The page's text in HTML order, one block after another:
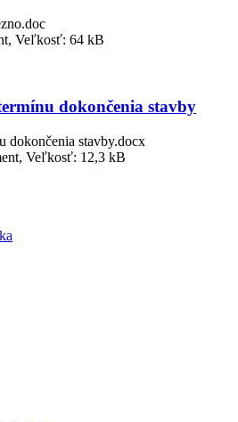
Veľkosť: 64 kB
dokončenia stavby
dokončenia stavby.docx
Veľkosť: 12,3 kB